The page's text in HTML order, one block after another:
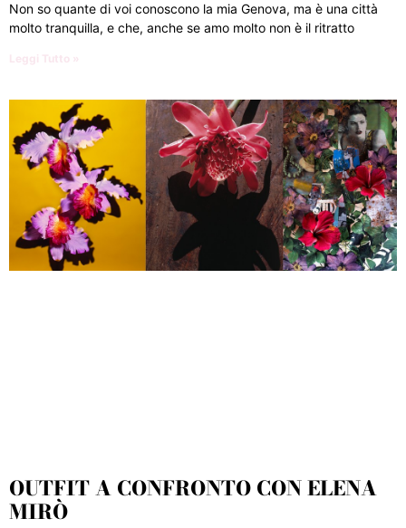
Non so quante di voi conoscono la mia Genova, ma è una città
molto tranquilla, e che, anche se amo molto non è il ritratto
Leggi Tutto »
OUTFIT A CONFRONTO CON ELENA
MIRÒ